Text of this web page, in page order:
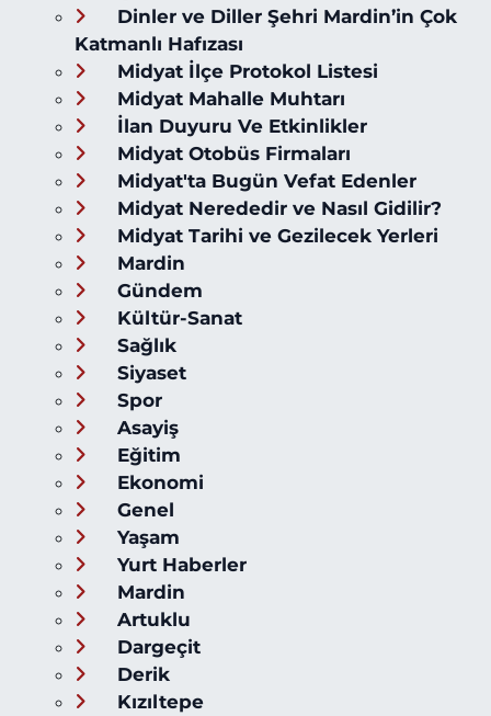
Dinler ve Diller Şehri Mardin’in Çok
Katmanlı Hafızası
Midyat İlçe Protokol Listesi
Midyat Mahalle Muhtarı
İlan Duyuru Ve Etkinlikler
Midyat Otobüs Firmaları
Midyat'ta Bugün Vefat Edenler
Midyat Nerededir ve Nasıl Gidilir?
Midyat Tarihi ve Gezilecek Yerleri
Mardin
Gündem
Kültür-Sanat
Sağlık
Siyaset
Spor
Asayiş
Eğitim
Ekonomi
Genel
Yaşam
Yurt Haberler
Mardin
Artuklu
Dargeçit
Derik
Kızıltepe